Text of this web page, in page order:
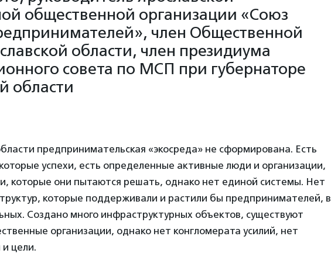
общественной организации «Союз
член Общественной
области, член президиума
совета по МСП при губернаторе
области
предпринимательская «экосреда» не сформирована. Есть
успехи, есть определенные активные люди и организации,
которые они пытаются решать, однако нет единой системы. Нет
которые поддерживали и растили бы предпринимателей, в
Создано много инфраструктурных объектов, существуют
организации, однако нет конгломерата усилий, нет
цели.